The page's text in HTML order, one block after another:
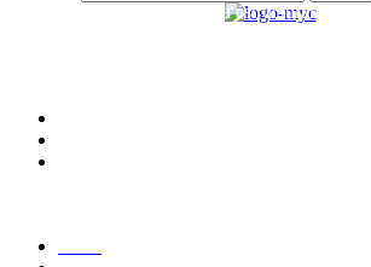
Su aliado estratégico, para estructurar y